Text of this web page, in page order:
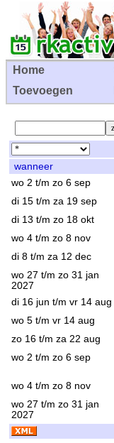
Home
Toevoegen
wanneer
wo 2 t/m zo 6 sep
di 15 t/m za 19 sep
di 13 t/m zo 18 okt
wo 4 t/m zo 8 nov
di 8 t/m za 12 dec
wo 27 t/m zo 31 jan
2027
di 16 jun t/m vr 14 aug
wo 5 t/m vr 14 aug
zo 16 t/m za 22 aug
wo 2 t/m zo 6 sep
wo 4 t/m zo 8 nov
wo 27 t/m zo 31 jan
2027